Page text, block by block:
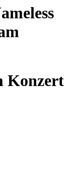
Konzert